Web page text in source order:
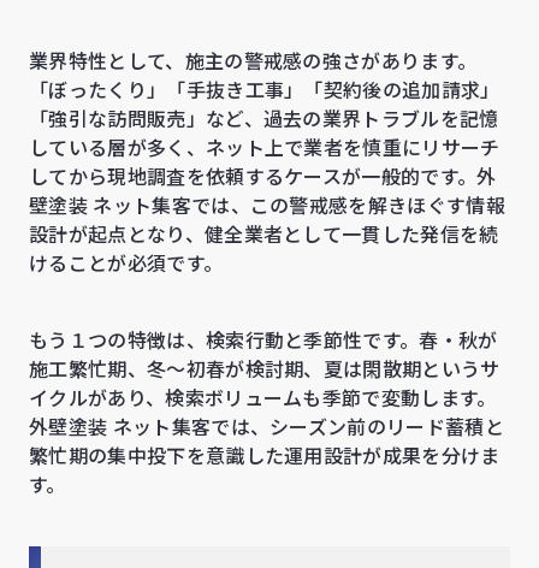
業界特性として、施主の警戒感の強さがあります。
「ぼったくり」「手抜き工事」「契約後の追加請求」
「強引な訪問販売」など、過去の業界トラブルを記憶
している層が多く、ネット上で業者を慎重にリサーチ
してから現地調査を依頼するケースが一般的です。外
壁塗装 ネット集客では、この警戒感を解きほぐす情報
設計が起点となり、健全業者として一貫した発信を続
けることが必須です。
もう１つの特徴は、検索行動と季節性です。春・秋が
施工繁忙期、冬〜初春が検討期、夏は閑散期というサ
イクルがあり、検索ボリュームも季節で変動します。
外壁塗装 ネット集客では、シーズン前のリード蓄積と
繁忙期の集中投下を意識した運用設計が成果を分けま
す。